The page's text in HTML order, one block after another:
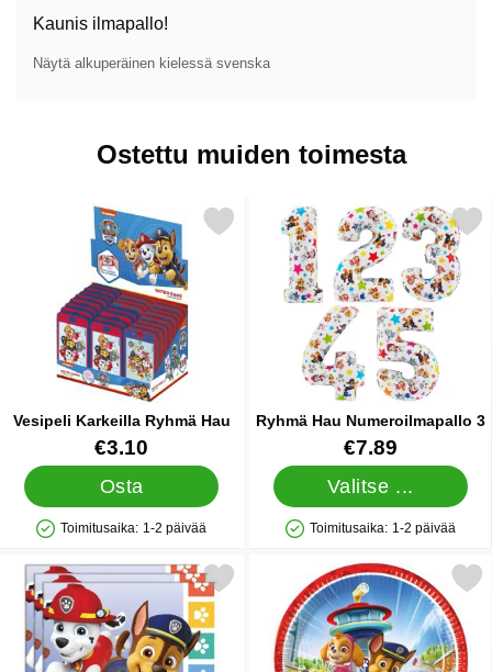
Kaunis ilmapallo!
Näytä alkuperäinen kielessä svenska
Ostettu muiden toimesta
Vesipeli Karkeilla Ryhmä Hau
Tuote.nro 42049
€3.10
Osta
Saatavuus: Varastossa
Toimitusaika: 1-2 päivää
Merkitse vesipeli Karkeilla Ryhmä Hau suosikiksi
Ryhmä Hau Numeroilmapallo 3
Tuote.nro 44379
€7.89
Valitse ...
Saatavuus: Varastossa
Toimitusaika: 1-2 päivää
Merkitse ryhmä Hau
Merkitse ryhmä Hau Friends Servetit suosikiksi
Merkitse ryhmä Hau